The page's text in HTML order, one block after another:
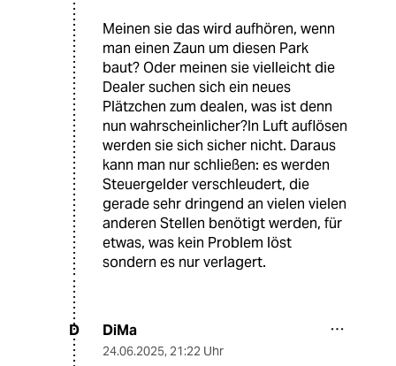
Meinen sie das wird aufhören, wenn
man einen Zaun um diesen Park
baut? Oder meinen sie vielleicht die
Dealer suchen sich ein neues
Plätzchen zum dealen, was ist denn
nun wahrscheinlicher?In Luft auflösen
werden sie sich sicher nicht. Daraus
kann man nur schließen: es werden
Steuergelder verschleudert, die
gerade sehr dringend an vielen vielen
anderen Stellen benötigt werden, für
etwas, was kein Problem löst
sondern es nur verlagert.
D DiMa
24.06.2025, 21:22 Uhr